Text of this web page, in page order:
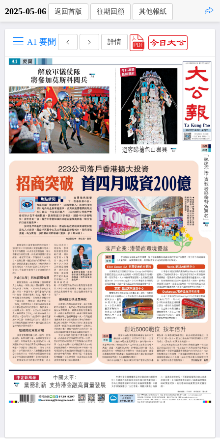
2025-05-06 返回首版 往期回顧 其他報紙
A1 要聞 詳情